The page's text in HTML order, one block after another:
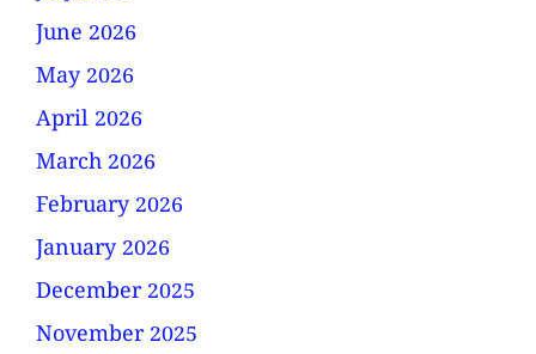
June 2026
May 2026
April 2026
March 2026
February 2026
January 2026
December 2025
November 2025